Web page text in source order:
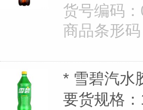
货号编码
商品条形
* 雪碧汽水
要货规格